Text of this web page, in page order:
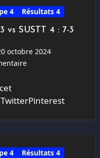
4 Résultats 4
vs SUSTT 4 : 7-3
octobre 2024
4 Résultats 4